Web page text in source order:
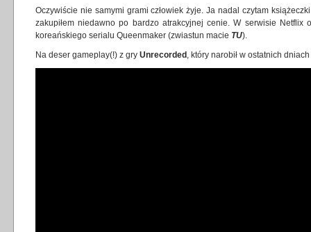
Oczywiście nie samymi grami człowiek żyje. Ja nadal czytam
zakupiłem niedawno po bardzo atrakcyjnej cenie. W serwisie Netflix
koreańskiego serialu Queenmaker (zwiastun macie TU).
Na deser gameplay(!) z gry Unrecorded , który narobił w ostatnich